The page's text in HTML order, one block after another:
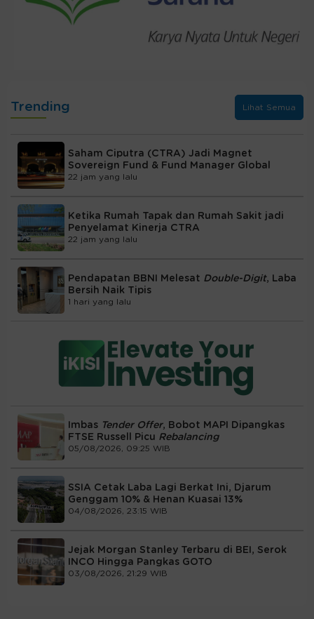
Trending Lihat Semua
Saham Ciputra (CTRA) Jadi Magnet
Sovereign Fund & Fund Manager Global
22 jam yang lalu
Ketika Rumah Tapak dan Rumah Sakit jadi
Penyelamat Kinerja CTRA
22 jam yang lalu
Pendapatan BBNI Melesat Double-Digit, Laba
Bersih Naik Tipis
1 hari yang lalu
Imbas Tender Offer, Bobot MAPI Dipangkas
FTSE Russell Picu Rebalancing
05/08/2026, 09:25 WIB
SSIA Cetak Laba Lagi Berkat Ini, Djarum
Genggam 10% & Henan Kuasai 13%
04/08/2026, 23:15 WIB
Jejak Morgan Stanley Terbaru di BEI, Serok
INCO Hingga Pangkas GOTO
03/08/2026, 21:29 WIB